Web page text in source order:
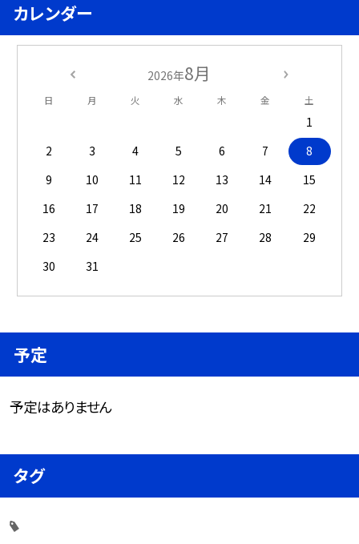
カレンダー
2026年8月
日 月 火 水 木 金 土
1
2
3 4 5 6 7
8
9
10 11 12 13 14
15
16
17 18 19 20 21
22
23
24 25 26 27 28
29
30
31
予定
予定はありません
タグ